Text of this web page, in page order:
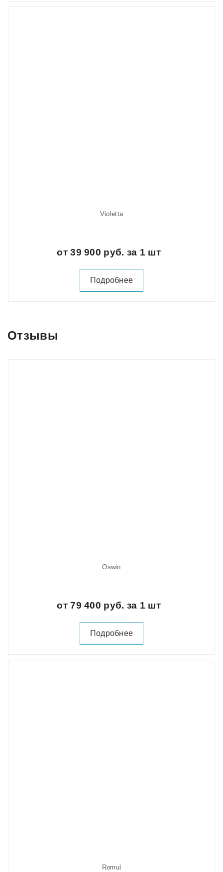
Violetta
от 39 900 руб. за 1 шт
Подробнее
Отзывы
Oswin
от 79 400 руб. за 1 шт
Подробнее
Romul